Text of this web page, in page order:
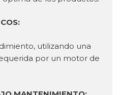
utilizando una
por un motor de